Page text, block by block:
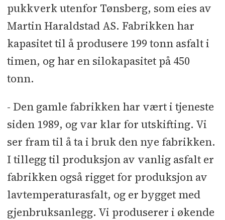
pukkverk utenfor Tønsberg, som eies av
Martin Haraldstad AS. Fabrikken har
kapasitet til å produsere 199 tonn asfalt i
timen, og har en silokapasitet på 450
tonn.
- Den gamle fabrikken har vært i tjeneste
siden 1989, og var klar for utskifting. Vi
ser fram til å ta i bruk den nye fabrikken.
I tillegg til produksjon av vanlig asfalt er
fabrikken også rigget for produksjon av
lavtemperaturasfalt, og er bygget med
gjenbruksanlegg. Vi produserer i økende